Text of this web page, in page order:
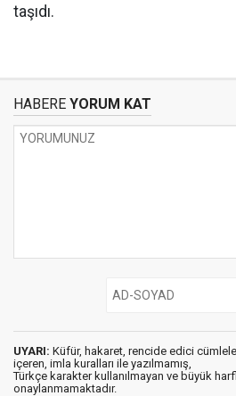
taşıdı.
HABERE YORUM KAT
UYARI: Küfür, hakaret, rencide edici
içeren, imla kuralları ile yazılmamış,
Türkçe karakter kullanılmayan ve büyük
onaylanmamaktadır.